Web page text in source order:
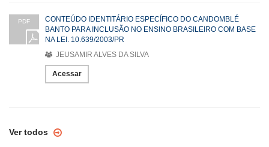
PDF
CONTEÚDO IDENTITÁRIO ESPECÍFICO DO CANDOMBLÉ
BANTO PARA INCLUSÃO NO ENSINO BRASILEIRO COM BASE
NA LEI. 10.639/2003/PR
JEUSAMIR ALVES DA SILVA
Acessar
Ver todos